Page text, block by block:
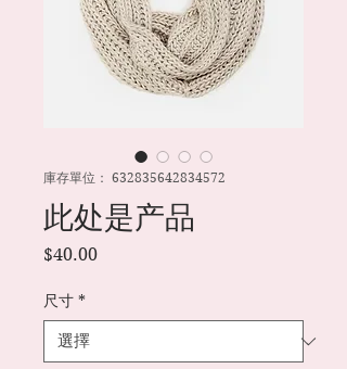
庫存單位： 632835642834572
此处是产品
$40.00價
尺寸 *